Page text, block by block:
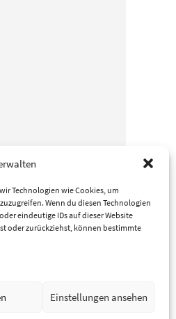
Technologien wie Cookies, um
Wenn du diesen Technologien
eindeutige IDs auf dieser Website
oder zurückziehst, können bestimmte
Einstellungen ansehen